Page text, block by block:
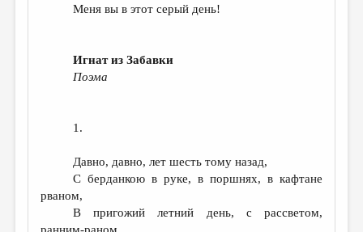
Меня вы в этот серый день!
Игнат из Забавки
Поэма
1.
Давно, давно, лет шесть тому назад,
С берданкою в руке, в поршнях, в кафтане
рваном,
В пригожий летний день, с рассветом,